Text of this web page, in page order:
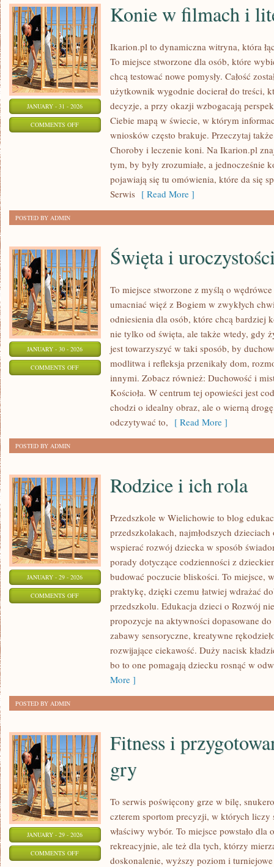
JANUARY - 31 - 2026
COMMENTS OFFON
Konie w filmach i
Ikarion.pl to dynamiczna witryna, która
To miejsce stworzone dla osób, które
chcą testować nowe pomysły. Całość
użytkownik wygodnie docierał do treści,
decyzje, a przy okazji wzbogacają
Ciebie mapą w świecie, w którym
wniosków często brakuje. Przeczytaj
Choroby i leczenie koni. Na Ikarion.pl
tym, by były zrozumiałe, a jednocześnie
pojawiają się tu omówienia, które da się
Serwis [ Read More ]
POSTED BY ADMIN
JANUARY - 30 - 2026
COMMENTS OFFON
UROCZYSTOŚCI
KOŚCIELNE
Święta i
To miejsce stworzone z myślą o
umacniać więź z Bogiem w zwykłych
odniesienia dla osób, które chcą bardziej
nie tylko od święta, ale także wtedy, gdy
jest towarzyszyć w taki sposób, by
modlitwa i refleksja przenikały dom,
innymi. Zobacz również: Duchowość i
Kościoła. W centrum tej opowieści jest
chodzi o idealny obraz, ale o wierną
odczytywać to, [ Read More ]
POSTED BY ADMIN
JANUARY - 29 - 2026
COMMENTS OFFON
Rodzice i ich rola
Przedszkole w Wielichowie to blog
przedszkolakach, najmłodszych
wspierać rozwój dziecka w sposób
porady dotyczące codzienności z
budować poczucie bliskości. To miejsce,
praktykę, dzięki czemu łatwiej wdrażać
przedszkolu. Edukacja dzieci o Rozwój
propozycje na aktywności dopasowane
zabawy sensoryczne, kreatywne
rozwijające ciekawość. Duży nacisk
bo to one pomagają dziecku rosnąć w
More ]
POSTED BY ADMIN
JANUARY - 29 - 2026
COMMENTS OFFON
Fitness i
gry
To serwis poświęcony grze w bilę,
czterem sportom precyzji, w których liczy
właściwy wybór. To miejsce powstało dla
rekreacyjnie, ale też dla tych, którzy
doskonalenie, wyższy poziom i